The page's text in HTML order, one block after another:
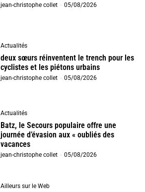
jean-christophe collet - 05/08/2026
Actualités
deux sœurs réinventent le trench pour les
cyclistes et les piétons urbains
jean-christophe collet - 05/08/2026
Actualités
Batz, le Secours populaire offre une
journée d’évasion aux « oubliés des
vacances
jean-christophe collet - 05/08/2026
Ailleurs sur le Web